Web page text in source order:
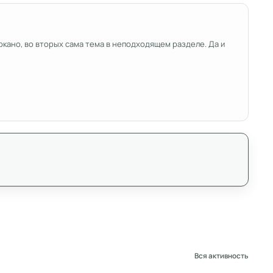
во вторых сама тема в неподходящем разделе. Да и
Вся активность